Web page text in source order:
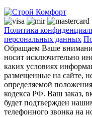
Политика
персональных данных
Обращаем Ваше
носит исключительно
каких условиях
размещенные на сайте,
определяемой
кодекса РФ. Ваш заказ,
будет подтвержден
телефонного звонка на